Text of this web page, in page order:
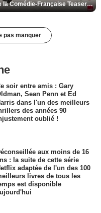
De la Comédie-Française Teaser VF
pas manquer
soir entre amis : Gary
Sean Penn et Ed
dans l'un des meilleurs
des années 90
oublié !
aux moins de 16
: la suite de cette série
adaptée de l'un des 100
livres de tous les
est disponible